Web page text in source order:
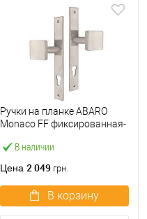
В наличии
Ручки на планке ABARO
Monaco FF фиксированная-
нержавеющая сталь
Цена 2 049 грн.
В корзину